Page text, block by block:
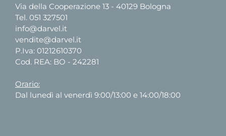
Via della Cooperazione 13 - 40129 Bologna
Tel. 051 327501
info@darvel.it
vendite@darvel.it
P.Iva: 01212610370
Cod. REA: BO - 242281
Orario:
Dal lunedì al venerdì 9:00/13:00 e 14:00/18:00